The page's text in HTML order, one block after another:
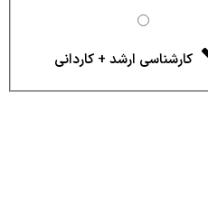
کارشناسی ارشد + کاردانی